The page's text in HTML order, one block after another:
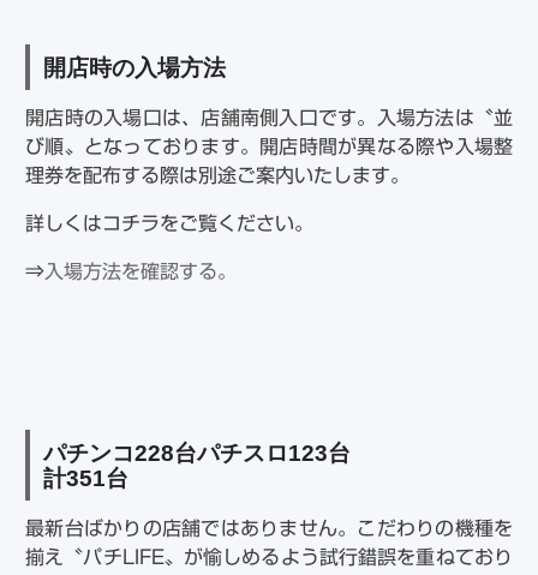
開店時の入場方法
開店時の入場口は、店舗南側入口です。入場方法は〝並
び順〟となっております。開店時間が異なる際や入場整
理券を配布する際は別途ご案内いたします。
詳しくはコチラをご覧ください。
⇒入場方法を確認する。
パチンコ228台パチスロ123台
計351台
最新台ばかりの店舗ではありません。こだわりの機種を
揃え〝パチLIFE〟が愉しめるよう試行錯誤を重ねており